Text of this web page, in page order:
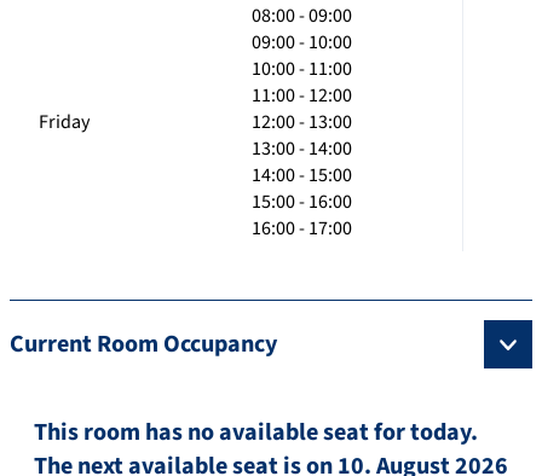
Friday
08:00 - 09:00
09:00 - 10:00
10:00 - 11:00
11:00 - 12:00
12:00 - 13:00
13:00 - 14:00
14:00 - 15:00
15:00 - 16:00
16:00 - 17:00
Current Room Occupancy
This room has no available seat for today.
The next available seat is on 10. August 2026